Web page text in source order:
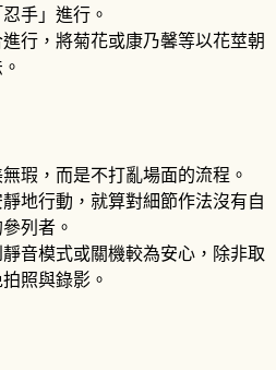
手」進行。
行，將菊花或康乃馨等以花莖朝
瑕，而是不打亂場面的流程。
地行動，就算對細節作法沒有自
列者。
音模式或關機較為安心，除非取
照與錄影。